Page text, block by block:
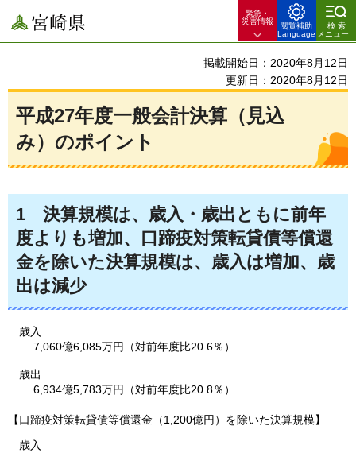
宮崎県
緊急・
災害情報
閲覧補助
Language
検索
メニュー
掲載開始日：2020年8月12日
更新日：2020年8月12日
平成27年度一般会計決算（見込
み）のポイント
1 決算規模は、歳入・歳出ともに前年
度よりも増加、口蹄疫対策転貸債等償還
金を除いた決算規模は、歳入は増加、歳
出は減少
歳入
7,060億6,085万円（対前年度比20.6％）
歳出
6,934億5,783万円（対前年度比20.8％）
【口蹄疫対策転貸債等償還金（1,200億円）を除いた決算規模】
歳入